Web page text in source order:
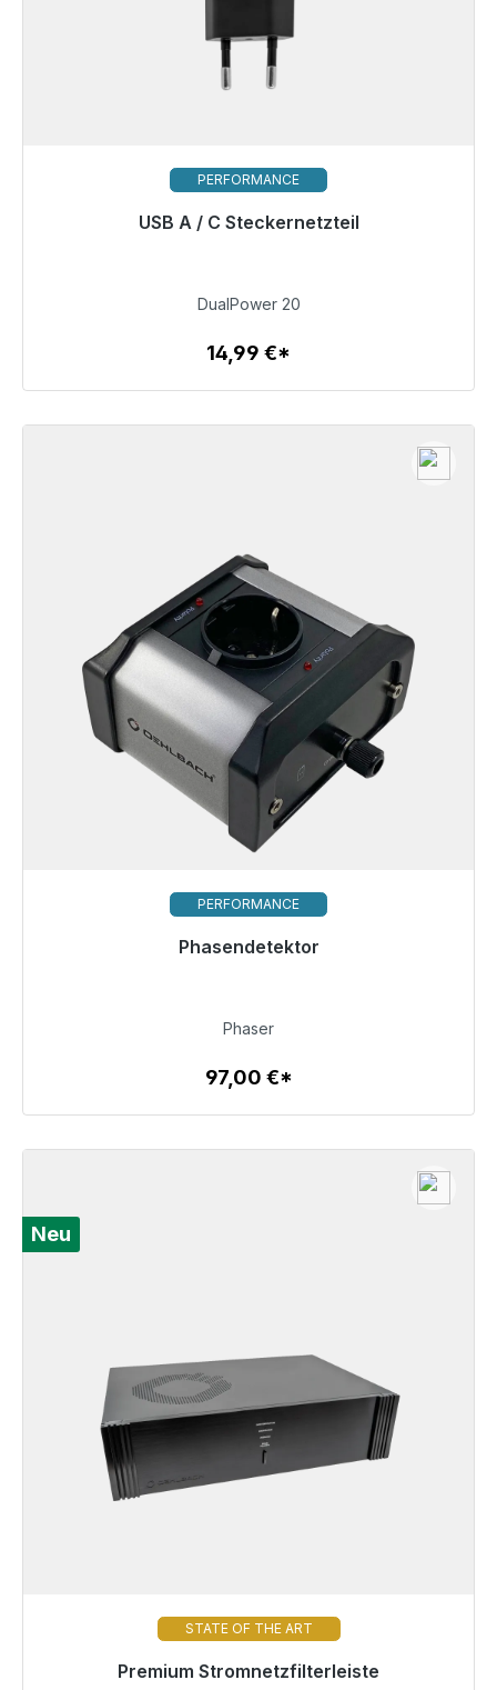
PERFORMANCE
USB A / C Steckernetzteil
Sofort versandfertig, Lieferzeit 48h*
Zum Artikel
DualPower 20
14,99 €*
PERFORMANCE
Phasendetektor
Sofort versandfertig, Lieferzeit 48h*
Zum Artikel
Phaser
97,00 €*
Neu
STATE OF THE ART
Premium Stromnetzfilterleiste
Sofort versandfertig, Lieferzeit 48h*